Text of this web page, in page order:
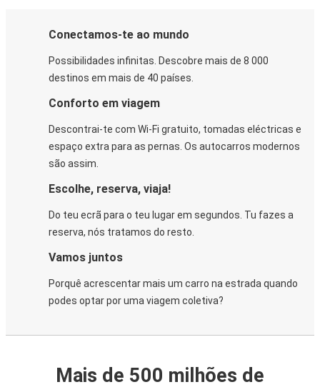
Conectamos-te ao mundo
Possibilidades infinitas. Descobre mais de 8 000
destinos em mais de 40 países.
Conforto em viagem
Descontrai-te com Wi-Fi gratuito, tomadas eléctricas e
espaço extra para as pernas. Os autocarros modernos
são assim.
Escolhe, reserva, viaja!
Do teu ecrã para o teu lugar em segundos. Tu fazes a
reserva, nós tratamos do resto.
Vamos juntos
Porquê acrescentar mais um carro na estrada quando
podes optar por uma viagem coletiva?
Mais de 500 milhões de